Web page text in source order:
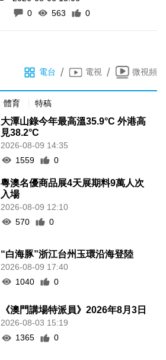
0
563 0
電台 / 電視 / 微視頻
體育 特稿
大潭山錄今年最高溫35.9°C 外港高
見38.2°C
2026-08-09 14:35
1559
0
粵澳名優商品展4天展期料9萬人次
入場
2026-08-09 12:10
570
0
“白海豚”浙江台州玉環沿海登陸
2026-08-09 17:40
1040
0
《澳門講場特派員》2026年8月3日
2026-08-03 15:19
1365
0